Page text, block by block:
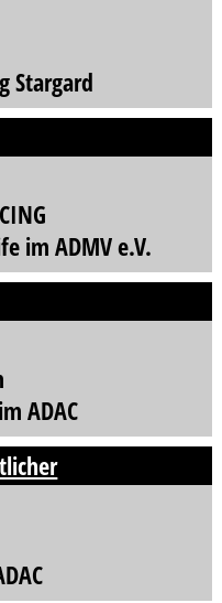
Stargard
im ADMV e.V.
ADAC